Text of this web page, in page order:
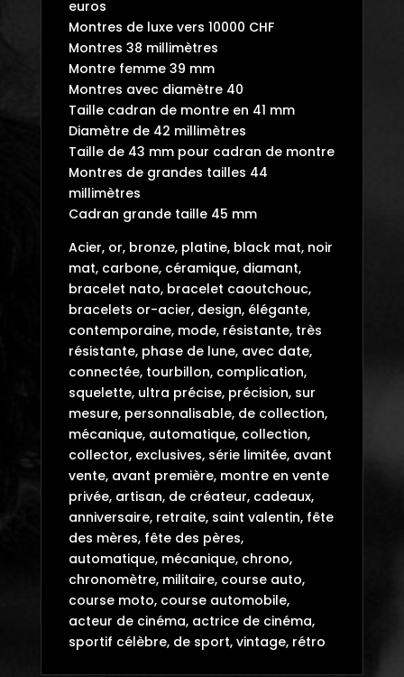
euros
Montres de luxe vers 10000 CHF
Montres 38 millimètres
Montre femme 39 mm
Montres avec diamètre 40
Taille cadran de montre en 41 mm
Diamètre de 42 millimètres
Taille de 43 mm pour cadran de montre
Montres de grandes tailles 44
millimètres
Cadran grande taille 45 mm
Acier, or, bronze, platine, black mat, noir
mat, carbone, céramique, diamant,
bracelet nato, bracelet caoutchouc,
bracelets or-acier, design, élégante,
contemporaine, mode, résistante, très
résistante, phase de lune, avec date,
connectée, tourbillon, complication,
squelette, ultra précise, précision, sur
mesure, personnalisable, de collection,
mécanique, automatique, collection,
collector, exclusives, série limitée, avant
vente, avant première, montre en vente
privée, artisan, de créateur, cadeaux,
anniversaire, retraite, saint valentin, fête
des mères, fête des pères,
automatique, mécanique, chrono,
chronomètre, militaire, course auto,
course moto, course automobile,
acteur de cinéma, actrice de cinéma,
sportif célèbre, de sport, vintage, rétro